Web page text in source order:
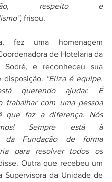
respeito e
, frisou.
fez uma homenagem
de Hotelaria da
Sodré, e reconheceu sua
disposição. “Eliza é equipe.
querendo ajudar. É
trabalhar com uma pessoa
que faz a diferença. Nós
Sempre está à
da Fundação de forma
para resolver todos os
Outra que recebeu um
Supervisora da Unidade de